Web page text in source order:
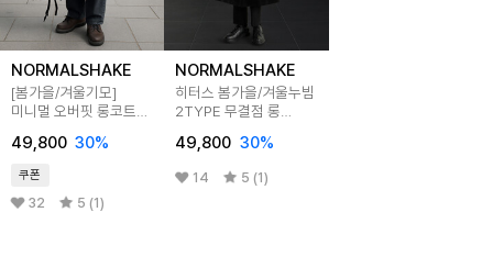
NORMALSHAKE
[봄가을/겨울기모]
미니멀 오버핏 롱코트
49,800 30%
쿠폰
32 5 (1)
NORMALSHAKE
히터스 봄가을/겨울누빔
2TYPE 무결점 롱
49,800 30%
14 5 (1)